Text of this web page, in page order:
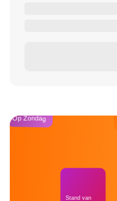
Op Zondag
Stand van